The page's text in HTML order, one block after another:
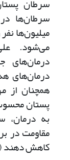
سرطان
سرطان‌ها
میلیون‌ها
می‌شود.
درمان‌های
درمان‌های
همچنان از
پستان
به درمان،
مقاومت در
کاهش دهند (